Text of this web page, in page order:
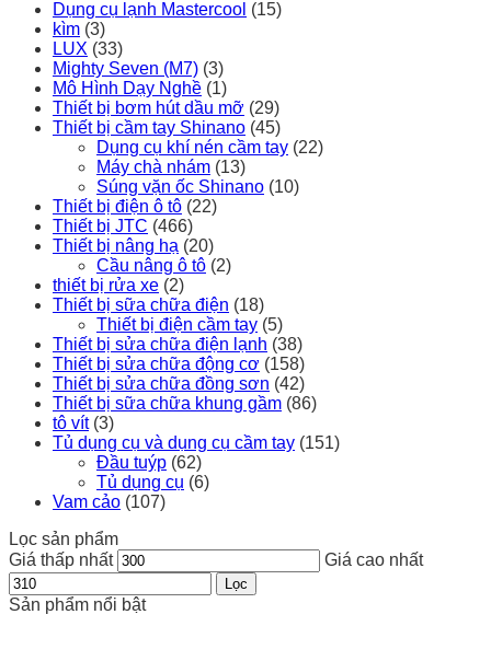
Dụng cụ lạnh Mastercool (15)
kìm (3)
LUX (33)
Mighty Seven (M7) (3)
Mô Hình Dạy Nghề (1)
Thiết bị bơm hút dầu mỡ (29)
Thiết bị cầm tay Shinano (45)
Dụng cụ khí nén cầm tay (22)
Máy chà nhám (13)
Súng vặn ốc Shinano (10)
Thiết bị điện ô tô (22)
Thiết bị JTC (466)
Thiết bị nâng hạ (20)
Cầu nâng ô tô (2)
thiết bị rửa xe (2)
Thiết bị sữa chữa điện (18)
Thiết bị điện cầm tay (5)
Thiết bị sửa chữa điện lạnh (38)
Thiết bị sửa chữa động cơ (158)
Thiết bị sửa chữa đồng sơn (42)
Thiết bị sữa chữa khung gầm (86)
tô vít (3)
Tủ dụng cụ và dụng cụ cầm tay (151)
Đầu tuýp (62)
Tủ dụng cụ (6)
Vam cảo (107)
Lọc sản phẩm
Giá thấp nhất
Giá cao nhất
Lọc
Sản phẩm nổi bật